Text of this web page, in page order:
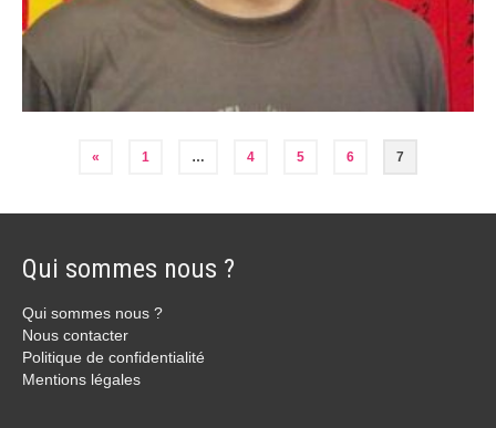
« 1 … 4 5 6 7
Qui sommes nous ?
Qui sommes nous ?
Nous contacter
Politique de confidentialité
Mentions légales